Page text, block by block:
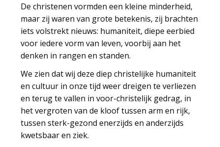
De christenen vormden een kleine minderheid,
maar zij waren van grote betekenis, zij brachten
iets volstrekt nieuws: humaniteit, diepe eerbied
voor iedere vorm van leven, voorbij aan het
denken in rangen en standen.
We zien dat wij deze diep christelijke humaniteit
en cultuur in onze tijd weer dreigen te verliezen
en terug te vallen in voor-christelijk gedrag, in
het vergroten van de kloof tussen arm en rijk,
tussen sterk-gezond enerzijds en anderzijds
kwetsbaar en ziek.